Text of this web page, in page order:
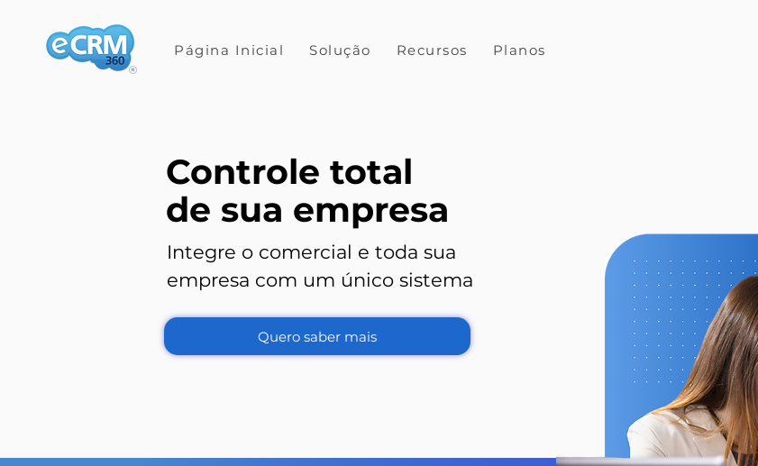
Página Inicial Solução Recursos Planos
Controle total
de sua empresa
Integre o comercial e toda sua
empresa com um único sistema
Quero saber mais